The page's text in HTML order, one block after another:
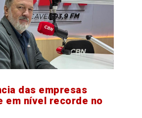
das empresas
em nível recorde no